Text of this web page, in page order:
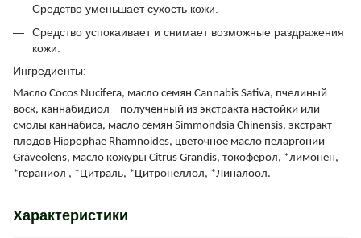
Средство уменьшает сухость кожи.
Средство успокаивает и снимает возможные раздражения
кожи.
Ингредиенты:
Масло Cocos Nucifera, масло семян Cannabis Sativa, пчелиный
воск, каннабидиол – полученный из экстракта настойки или
смолы каннабиса, масло семян Simmondsia Chinensis, экстракт
плодов Hippophae Rhamnoides, цветочное масло пеларгонии
Graveolens, масло кожуры Citrus Grandis, токоферол, *лимонен,
*гераниол , *Цитраль, *Цитронеллол, *Линалоол.
Характеристики